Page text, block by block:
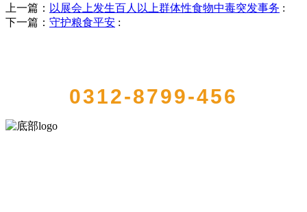
上一篇： 以展会上发生百人以上群体性食物中毒突发事务 :
下一篇： 守护粮食平安 :
0312-8799-456